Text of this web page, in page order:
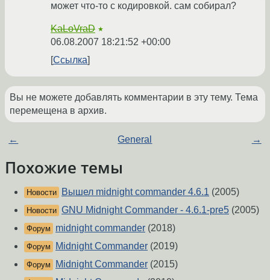
может что-то с кодировкой. сам собирал?
KaLoVraD ★
06.08.2007 18:21:52 +00:00
Ссылка
Вы не можете добавлять комментарии в эту тему. Тема
перемещена в архив.
← General →
Похожие темы
Новости Вышел midnight commander 4.6.1 (2005)
Новости GNU Midnight Commander - 4.6.1-pre5 (2005)
Форум midnight commander (2018)
Форум Midnight Commander (2019)
Форум Midnight Commander (2015)